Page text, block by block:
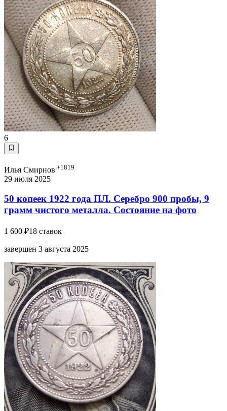
6
Илья Смирнов +1819
29 июля 2025
50 копеек 1922 года ПЛ. Серебро 900 пробы, 9
грамм чистого металла. Состояние на фото
1 600 ₽18 ставок
завершен 3 августа 2025